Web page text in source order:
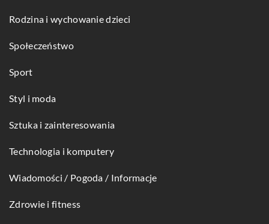
Rodzina i wychowanie dzieci
Społeczeństwo
Sport
Styl i moda
Sztuka i zainteresowania
Technologia i komputery
Wiadomości / Pogoda / Informacje
Zdrowie i fitness